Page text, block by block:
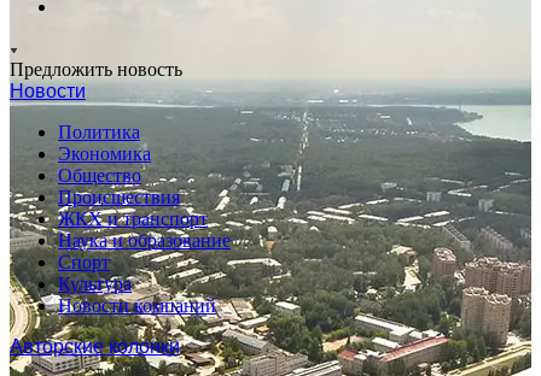
Предложить новость
Новости
Политика
Экономика
Общество
Происшествия
ЖКХ и транспорт
Наука и образование
Спорт
Культура
Новости компаний
Авторские колонки